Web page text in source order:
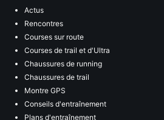
Actus
Rencontres
Courses sur route
Courses de trail et d'Ultra
Chaussures de running
Chaussures de trail
Montre GPS
Conseils d'entraînement
Plans d'entraînement